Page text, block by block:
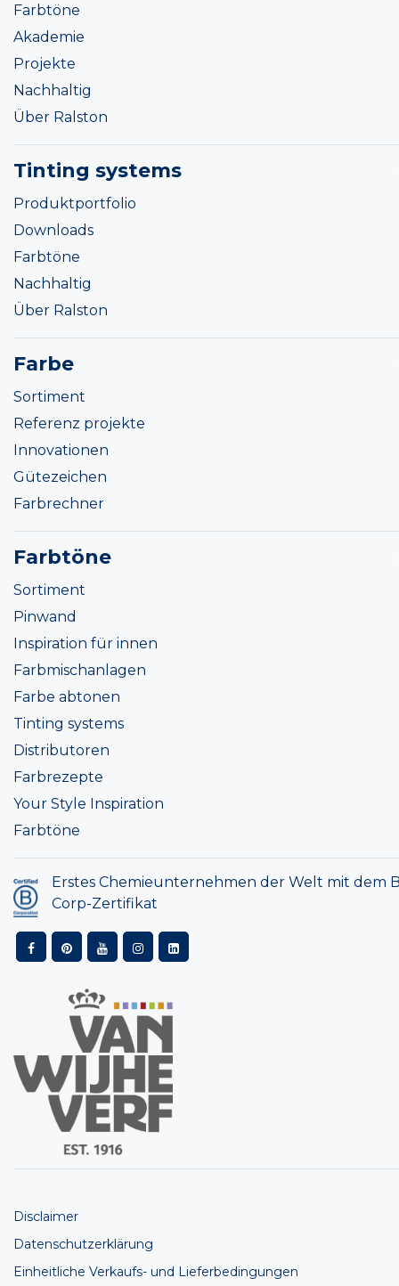
Farbtöne
Akademie
Projekte
Nachhaltig
Über Ralston
Tinting systems
Produktportfolio
Downloads
Farbtöne
Nachhaltig
Über Ralston
Farbe
Sortiment
Referenz projekte
Innovationen
Gütezeichen
Farbrechner
Farbtöne
Sortiment
Pinwand
Inspiration für innen
Farbmischanlagen
Farbe abtonen
Tinting systems
Distributoren
Farbrezepte
Your Style Inspiration
Farbtöne
Erstes Chemieunternehmen der Welt mit dem
Corp-Zertifikat
Disclaimer
Datenschutzerklärung
Einheitliche Verkaufs- und Lieferbedingungen